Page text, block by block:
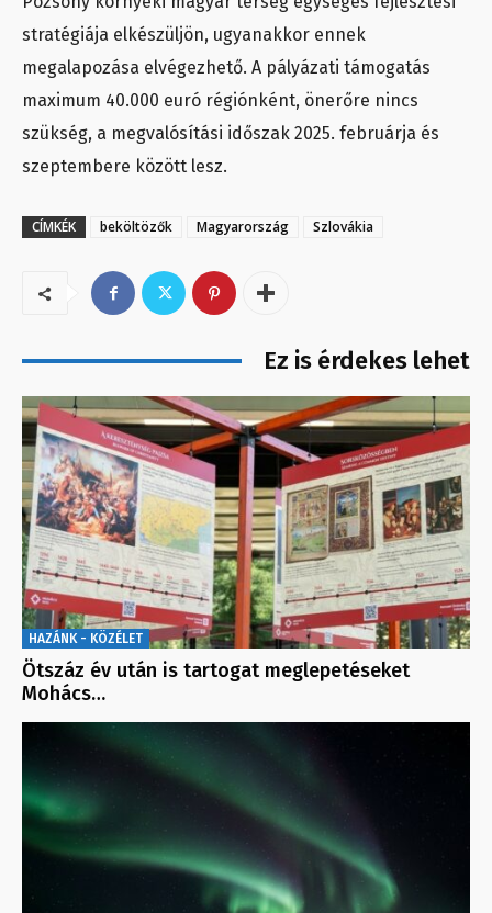
stratégiája elkészüljön, ugyanakkor ennek
megalapozása elvégezhető. A pályázati támogatás
maximum 40.000 euró régiónként, önerőre nincs
szükség, a megvalósítási időszak 2025. februárja és
szeptembere között lesz.
CÍMKÉK beköltözők Magyarország Szlovákia
Ez is érdekes lehet
HAZÁNK - KÖZÉLET
Ötszáz év után is tartogat meglepetéseket
Mohács…